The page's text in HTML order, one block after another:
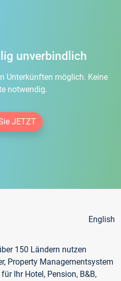
unverbindlich
Unterkünften möglich. Keine
notwendig.
JETZT
English
150 Ländern nutzen
Property Managementsystem
Ihr Hotel, Pension, B&B,